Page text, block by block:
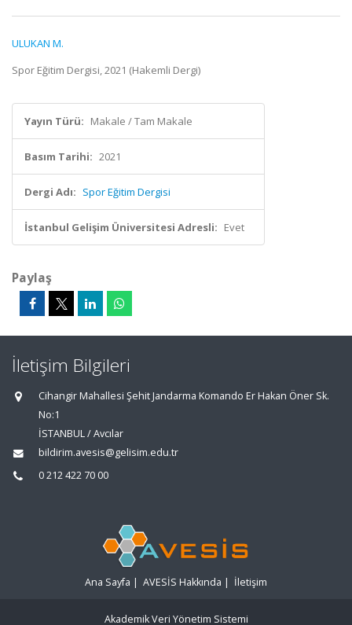
ULUKAN M.
Spor Eğitim Dergisi, 2021 (Hakemli Dergi)
Yayın Türü: Makale / Tam Makale
Basım Tarihi: 2021
Dergi Adı: Spor Eğitim Dergisi
İstanbul Gelişim Üniversitesi Adresli: Evet
Paylaş
İletişim Bilgileri
Cihangir Mahallesi Şehit Jandarma Komando Er Hakan Öner Sk.
No:1
İSTANBUL / Avcılar
bildirim.avesis@gelisim.edu.tr
0 212 422 70 00
Ana Sayfa | AVESİS Hakkında | İletişim
Akademik Veri Yönetim Sistemi